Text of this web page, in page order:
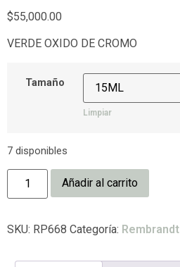
$55,000.00
VERDE OXIDO DE CROMO
Tamaño
Limpiar
7 disponibles
Añadir al carrito
SKU: RP668 Categoría: Rembrandt